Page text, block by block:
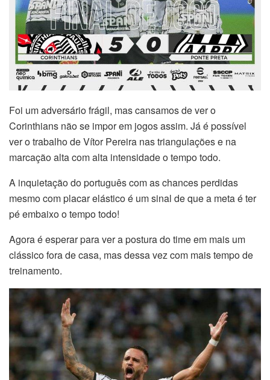
Foi um adversário frágil, mas cansamos de ver o
Corinthians não se impor em jogos assim. Já é possível
ver o trabalho de Vítor Pereira nas triangulações e na
marcação alta com alta intensidade o tempo todo.
A inquietação do português com as chances perdidas
mesmo com placar elástico é um sinal de que a meta é ter
pé embaixo o tempo todo!
Agora é esperar para ver a postura do time em mais um
clássico fora de casa, mas dessa vez com mais tempo de
treinamento.